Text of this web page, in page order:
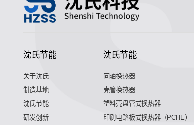
沈氏节能
关于沈氏
制造基地
沈氏节能
研发创新
沈氏节能
同轴换热器
壳管换热器
塑料壳盘管式换热器
印刷电路板式换热器（PCHE）